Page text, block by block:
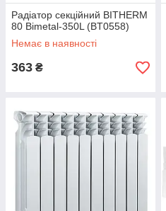
Радіатор секційний BITHERM
80 Bimetal-350L (BT0558)
Немає в наявності
363 ₴